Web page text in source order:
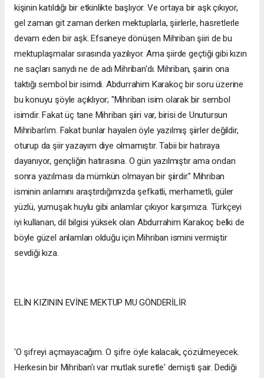
kişinin katıldığı bir etkinlikte başlıyor. Ve ortaya bir aşk çıkıyor,
gel zaman git zaman derken mektuplarla, şiirlerle, hasretlerle
devam eden bir aşk. Efsaneye dönüşen Mihriban şiiri de bu
mektuplaşmalar sırasında yazılıyor. Ama şiirde geçtiği gibi kızın
ne saçları sarıydı ne de adı Mihriban'dı. Mihriban, şairin ona
taktığı sembol bir isimdi. Abdurrahim Karakoç bir soru üzerine
bu konuyu şöyle açıklıyor; "Mihriban isim olarak bir sembol
isimdir. Fakat üç tane Mihriban şiiri var, birisi de Unutursun
Mihriban'ım. Fakat bunlar hayalen öyle yazılmış şiirler değildir,
oturup da şiir yazayım diye olmamıştır. Tabii bir hatıraya
dayanıyor, gençliğin hatırasına. O gün yazılmıştır ama ondan
sonra yazılması da mümkün olmayan bir şiirdir." Mihriban
isminin anlamını araştırdığımızda şefkatli, merhametli, güler
yüzlü, yumuşak huylu gibi anlamlar çıkıyor karşımıza. Türkçeyi
iyi kullanan, dil bilgisi yüksek olan Abdurrahim Karakoç belki de
böyle güzel anlamları olduğu için Mihriban ismini vermiştir
sevdiği kıza.
ELİN KIZININ EVİNE MEKTUP MU GÖNDERİLİR
'O şifreyi açmayacağım. O şifre öyle kalacak, çözülmeyecek.
Herkesin bir Mihriban'ı var mutlak suretle' demişti şair. Dediği